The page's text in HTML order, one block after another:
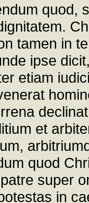
quod,
tamen in
ipse
etiam
et
quod
super
in